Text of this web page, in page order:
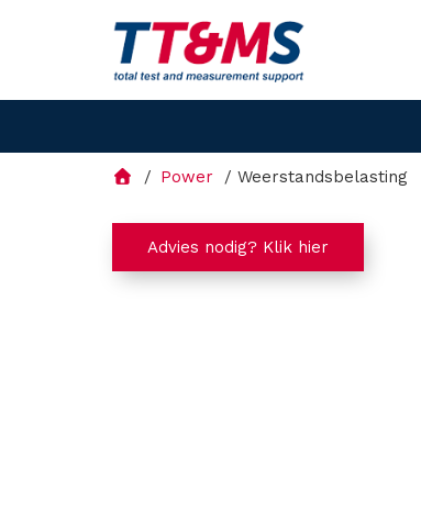
Power Weerstandsbelasting
Advies nodig? Klik hier